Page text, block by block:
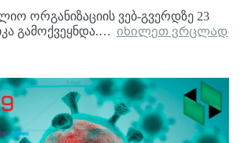
ორგანიზაციის ვებ-გვერდზე 23
გამოქვეყნდა.… იხილეთ ვრცლად